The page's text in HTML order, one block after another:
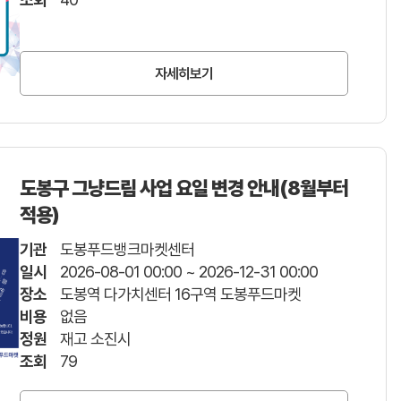
자세히보기
도봉구 그냥드림 사업 요일 변경 안내(8월부터
적용)
기관
도봉푸드뱅크마켓센터
일시
2026-08-01 00:00 ~ 2026-12-31 00:00
장소
도봉역 다가치센터 16구역 도봉푸드마켓
비용
없음
정원
재고 소진시
조회
79